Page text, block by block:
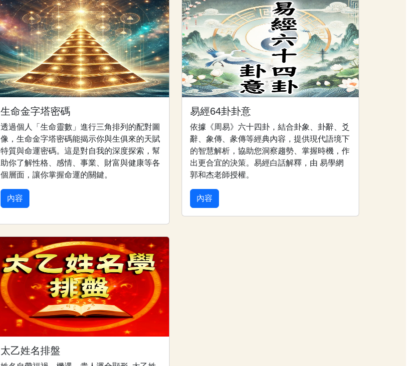
生命金字塔密碼
透過個人「生命靈數」進行三角排列的配對圖
像，生命金字塔密碼能揭示你與生俱來的天賦
特質與命運密碼。這是對自我的深度探索，幫
助你了解性格、感情、事業、財富與健康等各
個層面，讓你掌握命運的關鍵。
內容
易經64卦卦意
依據《周易》六十四卦，結合卦象、卦辭、爻
辭、象傳、彖傳等經典內容，提供現代語境下
的智慧解析，協助您洞察趨勢、掌握時機，作
出更合宜的決策。易經白話解釋，由 易學網
郭和杰老師授權。
內容
太乙姓名排盤